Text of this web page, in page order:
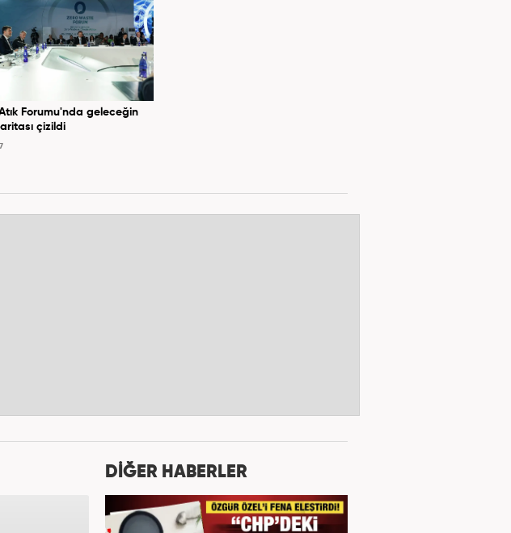
Atık Forumu'nda geleceğin
çizildi
DİĞER HABERLER